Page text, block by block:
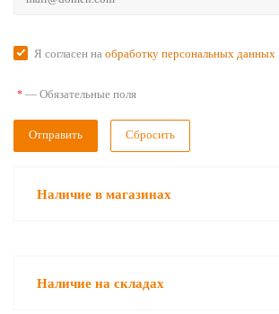
Я согласен на обработку персональных данных
* — Обязательные поля
Сбросить
Наличие в магазинах
Наличие на складах